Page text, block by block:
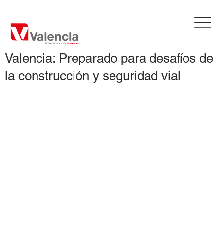
Valencia: Preparado para desafíos de
la construcción y seguridad vial